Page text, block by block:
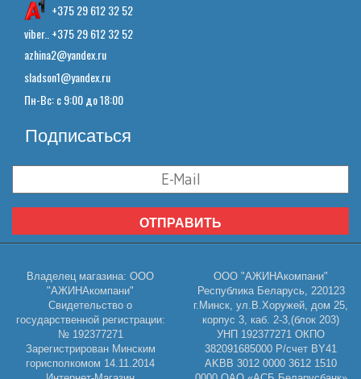
+375 29 612 32 52
viber.. +375 29 612 32 52
azhina2@yandex.ru
sladson1@yandex.ru
Пн-Вс: с 9:00 до 18:00
Подписаться
ОТПРАВИТЬ
Владелец магазина: ООО
"АЖИНАкомпани"
Свидетельство о
государственной регистрации:
№ 192377271
Зарегистрирован Минским
горисполкомом 14.11.2014
ООО "АЖИНАкомпани"
Республика Беларусь, 220123
г.Минск, ул.В.Хоружей, дом 25,
корпус 3, каб. 2-3,(блок 203)
УНП 192377271 ОКПО
382091685000 Р/счет BY41
AKBB 3012 0000 3612 1510